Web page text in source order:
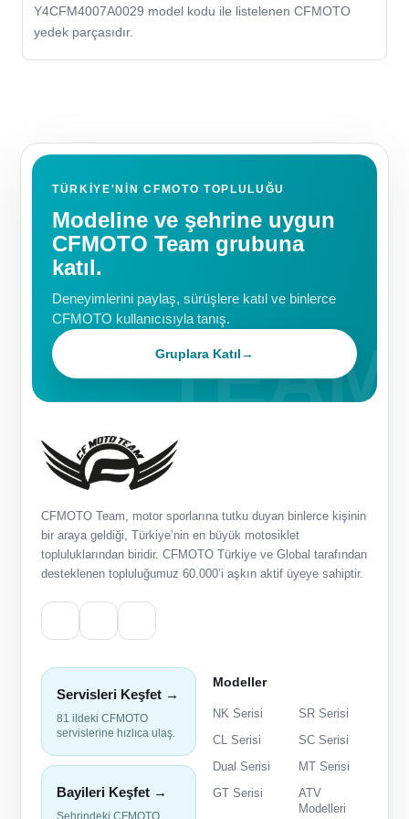
Y4CFM4007A0029 model kodu ile listelenen CFMOTO
yedek parçasıdır.
TÜRKIYE'NIN CFMOTO TOPLULUĞU
Modeline ve şehrine uygun
CFMOTO Team grubuna
katıl.
Deneyimlerini paylaş, sürüşlere katıl ve binlerce
CFMOTO kullanıcısıyla tanış.
Gruplara Katıl→
CFMOTO Team, motor sporlarına tutku duyan binlerce kişinin
bir araya geldiği, Türkiye’nin en büyük motosiklet
topluluklarından biridir. CFMOTO Türkiye ve Global tarafından
desteklenen topluluğumuz 60.000’i aşkın aktif üyeye sahiptir.
Servisleri Keşfet →
81 ildeki CFMOTO
servislerine hızlıca ulaş.
Bayileri Keşfet →
Modeller
NK Serisi
SR Serisi
CL Serisi
SC Serisi
Dual Serisi
MT Serisi
GT Serisi
ATV
Modelleri